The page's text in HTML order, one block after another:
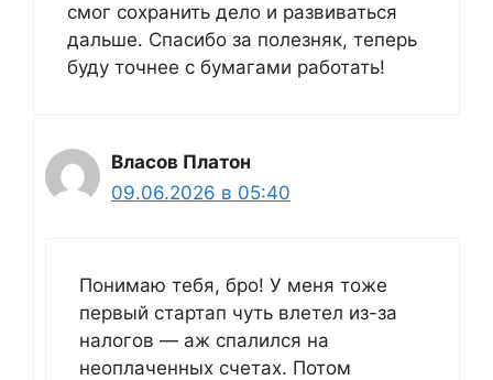
смог сохранить дело и развиваться
дальше. Спасибо за полезняк, теперь
буду точнее с бумагами работать!
Власов Платон
09.06.2026 в 05:40
Понимаю тебя, бро! У меня тоже
первый стартап чуть влетел из-за
налогов — аж спалился на
неоплаченных счетах. Потом